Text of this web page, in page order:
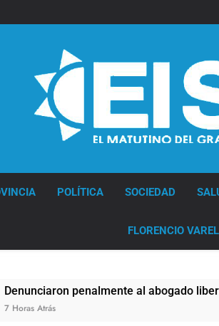
POLÍTICA SOCIEDAD
FLORENCIO
penalmente al abogado libertario
Atrás